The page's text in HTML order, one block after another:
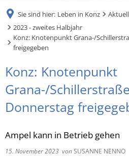
Sie sind hier: Leben in Konz
2023 - zweites Halbjahr
Konz: Knotenpunkt Grana-/
freigegeben
Konz: Knotenpunkt
Grana-/
Donnerstag
Ampel kann in Betrieb gehen
15. November 2023 vonSUSANNE NENNO